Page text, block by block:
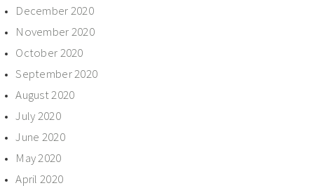
December 2020
November 2020
October 2020
September 2020
August 2020
July 2020
June 2020
May 2020
April 2020